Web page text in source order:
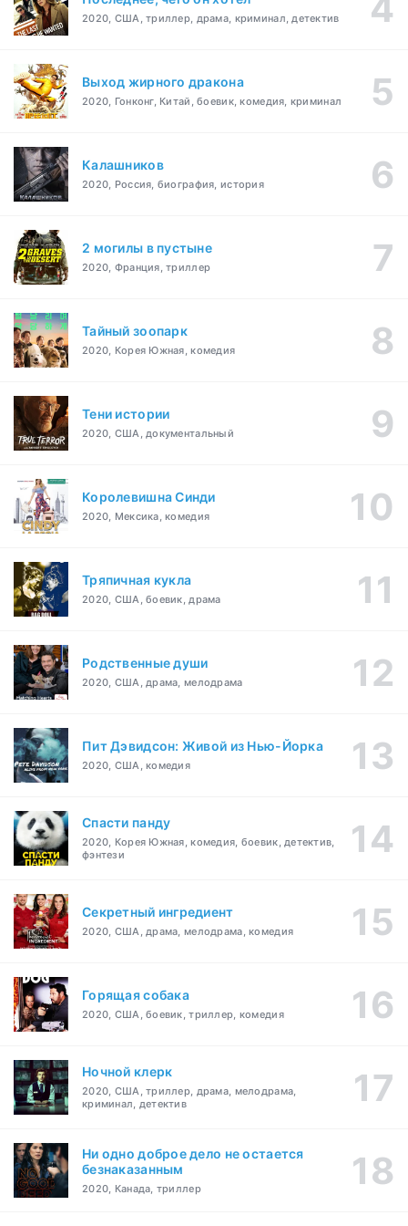
2020, США, триллер, драма, криминал, детектив
Выход жирного дракона
2020, Гонконг, Китай, боевик, комедия, криминал
Калашников
2020, Россия, биография, история
2 могилы в пустыне
2020, Франция, триллер
Тайный зоопарк
2020, Корея Южная, комедия
Тени истории
2020, США, документальный
Королевишна Синди
2020, Мексика, комедия
Тряпичная кукла
2020, США, боевик, драма
Родственные души
2020, США, драма, мелодрама
Пит Дэвидсон: Живой из Нью-Йорка
2020, США, комедия
Спасти панду
2020, Корея Южная, комедия, боевик, детектив,
фэнтези
Секретный ингредиент
2020, США, драма, мелодрама, комедия
Горящая собака
2020, США, боевик, триллер, комедия
Ночной клерк
2020, США, триллер, драма, мелодрама,
криминал, детектив
Ни одно доброе дело не остается
безнаказанным
2020, Канада, триллер